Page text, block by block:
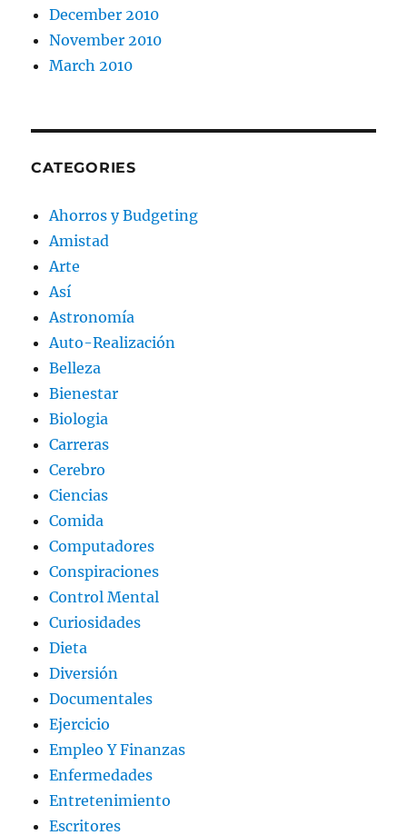
December 2010
November 2010
March 2010
CATEGORIES
Ahorros y Budgeting
Amistad
Arte
Así
Astronomía
Auto-Realización
Belleza
Bienestar
Biologia
Carreras
Cerebro
Ciencias
Comida
Computadores
Conspiraciones
Control Mental
Curiosidades
Dieta
Diversión
Documentales
Ejercicio
Empleo Y Finanzas
Enfermedades
Entretenimiento
Escritores